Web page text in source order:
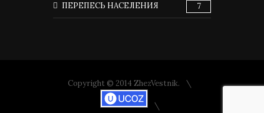
ПЕРЕПЕСЬ НАСЕЛЕНИЯ 7
Copyright © 2014 ZhezVestnik.